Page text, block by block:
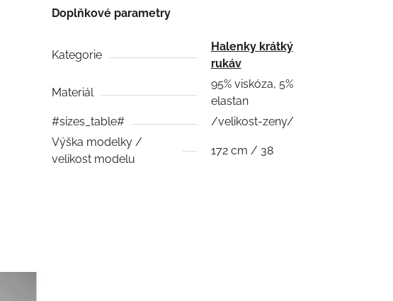
Doplňkové parametry
Kategorie
Halenky krátký
rukáv
Materiál
95% viskóza, 5%
elastan
#sizes_table#
/velikost-zeny/
Výška modelky /
velikost modelu
172 cm / 38